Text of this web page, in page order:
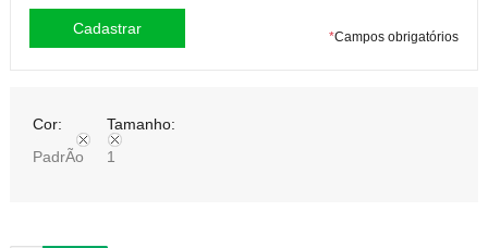
*Campos obrigatórios
Cor:
PadrÃo
Tamanho:
1